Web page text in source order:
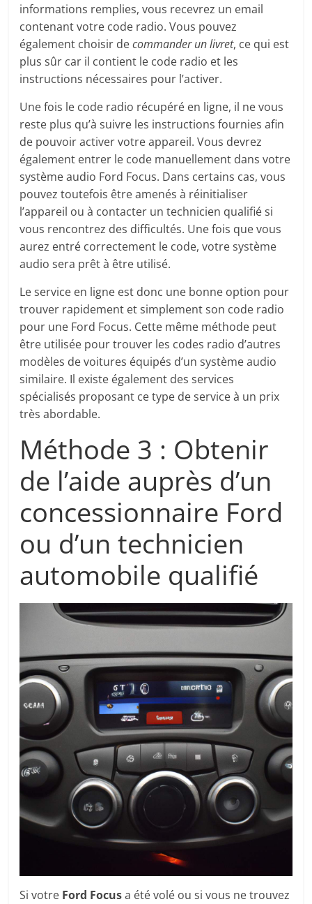
informations remplies, vous recevrez un email
contenant votre code radio. Vous pouvez
également choisir decommander un livret, ce qui est
plus sûr car il contient le code radio et les
instructions nécessaires pour l’activer.
Une fois le code radio récupéré en ligne, il ne vous
reste plus qu’à suivre les instructions fournies afin
de pouvoir activer votre appareil. Vous devrez
également entrer le code manuellement dans votre
système audio Ford Focus. Dans certains cas, vous
pouvez toutefois être amenés à réinitialiser
l’appareil ou à contacter un technicien qualifié si
vous rencontrez des difficultés. Une fois que vous
aurez entré correctement le code, votre système
audio sera prêt à être utilisé.
Le service en ligne est donc une bonne option pour
trouver rapidement et simplement son code radio
pour une Ford Focus. Cette même méthode peut
être utilisée pour trouver les codes radio d’autres
modèles de voitures équipés d’un système audio
similaire. Il existe également des services
spécialisés proposant ce type de service à un prix
très abordable.
Méthode 3 : Obtenir
de l’aide auprès d’un
concessionnaire Ford
ou d’un technicien
automobile qualifié
Si votre Ford Focusa été volé ou si vous ne trouvez